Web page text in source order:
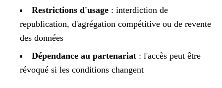
Restrictions d'usage : interdiction de
republication, d'agrégation compétitive ou de revente
des données
Dépendance au partenariat : l'accès peut être
révoqué si les conditions changent